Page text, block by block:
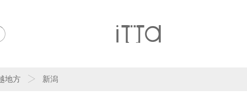
地方 新潟